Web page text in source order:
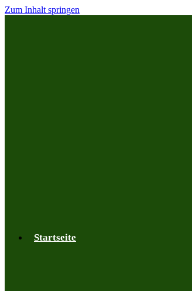
Zum Inhalt springen
Startseite